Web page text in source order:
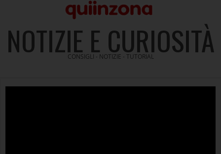
NOTIZIE E CURIOSITÀ
CONSIGLI - NOTIZIE - TUTORIAL